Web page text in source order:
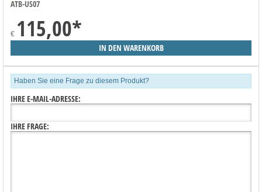
ATB-US07
€ 115,00*
Haben Sie eine Frage zu diesem Produkt?
IHRE E-MAIL-ADRESSE:
IHRE FRAGE: